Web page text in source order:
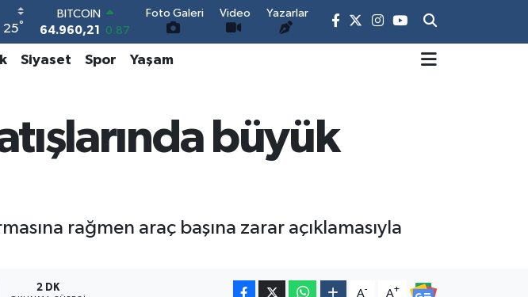
25°
DOLAR
47,7436
0.18
EURO
55,2510 0.32
6660.55 0.03
BİST100
Foto Galeri Video Yazarlar
Siyaset Spor Yaşam
büyük
rağmen araç başına zarar açıklamasıyla
2 DK A- A+